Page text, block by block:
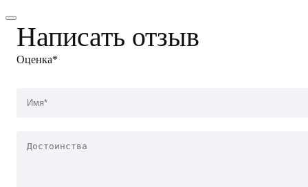
Написать отзыв
Оценка*